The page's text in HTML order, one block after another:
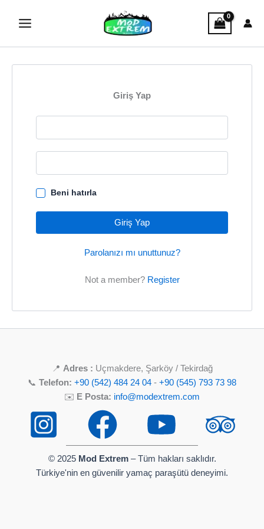
Giriş Yap
Beni hatırla
Giriş Yap
Parolanızı mı unuttunuz?
Not a member? Register
📍 Adres : Uçmakdere, Şarköy / Tekirdağ
📞 Telefon: +90 (542) 484 24 04 - +90 (545) 793 73 98
✉️ E Posta: info@modextrem.com
© 2025 Mod Extrem– Tüm hakları saklıdır.
Türkiye'nin en güvenilir yamaç paraşütü deneyimi.